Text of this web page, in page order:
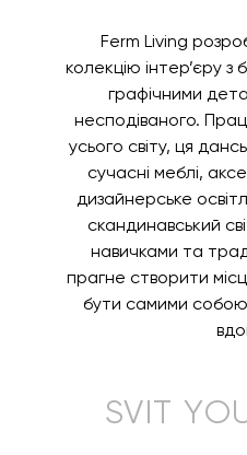
Ferm Living
колекцію інтер’єру
графічними
несподіваного.
усього світу, ця
сучасні меблі,
дизайнерське
скандинавський
навичками та
прагне створити
бути самими собою
SVIT